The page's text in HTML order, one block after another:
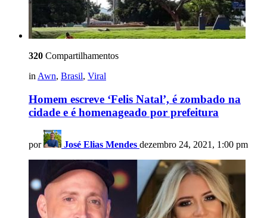
320 Compartilhamentos
in Awn, Brasil, Viral
Homem escreve ‘Felis Natal’, é zombado na
cidade e é homenageado por prefeitura
por José Elias Mendes dezembro 24, 2021, 1:00 pm